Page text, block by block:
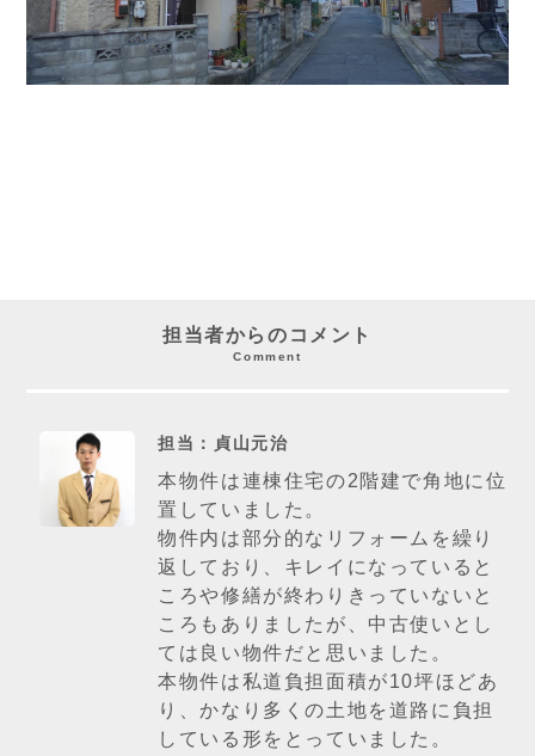
担当者からのコメント
Comment
担当：貞山元治
本物件は連棟住宅の2階建で角地に位
置していました。
物件内は部分的なリフォームを繰り
返しており、キレイになっていると
ころや修繕が終わりきっていないと
ころもありましたが、中古使いとし
ては良い物件だと思いました。
本物件は私道負担面積が10坪ほどあ
り、かなり多くの土地を道路に負担
している形をとっていました。